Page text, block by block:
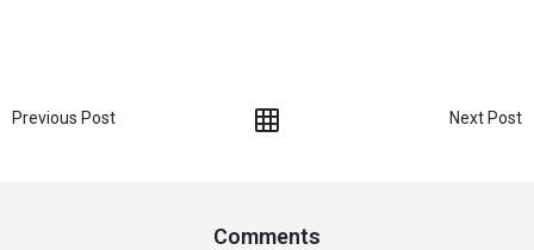
Previous Post Next Post
Comments